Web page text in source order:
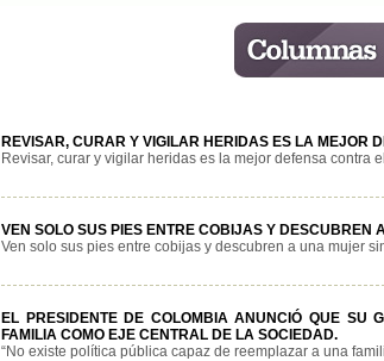
REVISAR, CURAR Y VIGILAR HERIDAS ES LA MEJOR
Revisar, curar y vigilar heridas es la mejor defensa contra
VEN SOLO SUS PIES ENTRE COBIJAS Y DESCUBREN
Ven solo sus pies entre cobijas y descubren a una mujer
EL PRESIDENTE DE COLOMBIA ANUNCIÓ QUE SU
FAMILIA COMO EJE CENTRAL DE LA SOCIEDAD.
“No existe política pública capaz de reemplazar a una